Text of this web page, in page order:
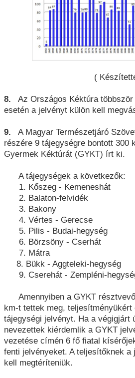
(
8. Az Országos Kéktúra
esetén a jelvényt külön kell
9. A Magyar Természetjáró
részére 9 tájegységre bontott 300
Gyermek Kéktúrát (GYKT) írt ki.
A tájegységek a következők:
1. Kőszeg - Kemeneshát
2. Balaton-felvidék
3. Bakony
4. Vértes - Gerecse
5. Pilis - Budai-hegység
6. Börzsöny - Cserhát
7. Mátra
8. Bükk - Aggteleki-hegység
9. Cserehát - Zempléni-
Amennyiben a GYKT
km-t tettek meg,
tájegységi jel­vényt. Ha a végigjárt
nevezettek kiérdemlik a GYKT
vezetése címén 6 fő fiatal
fenti jelvényeket. A teljesítőknek
kell megtéríteniük.